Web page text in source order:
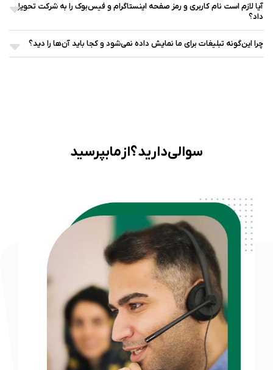
آیا لازم است نام کاربری و رمز صفحه اینستاگرام و فیس‌بوک را به شرکت تحویل
داد؟
چرا این‌گونه تبلیغات برای ما نمایش داده نمی‌شود و کجا باید آن‌ها را دید؟
سوالی دارید؟ از ما بپرسید